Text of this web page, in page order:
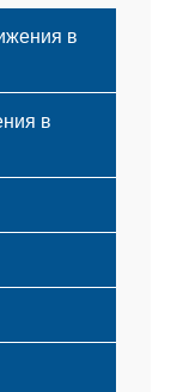
в
в